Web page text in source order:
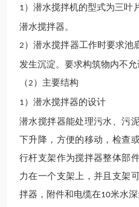
1 ）潜水搅拌机的型式为三叶
潜水搅拌器。
2 ）潜水搅拌器工作时要求池
发生沉淀。要求构筑物内不允
（2 ）主要结构
1 ） 潜水搅拌器的设计
潜水搅拌器能处理污水、污
下升降，方便的移动，检查
行杆支架作为搅拌器整体部
力在一个支架上，并且支架
拌器，附件和电缆在10米水